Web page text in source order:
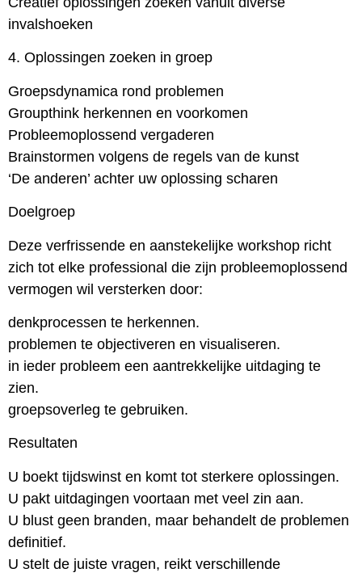
invalshoeken
4. Oplossingen zoeken in groep
Groepsdynamica rond problemen
Groupthink herkennen en voorkomen
Probleemoplossend vergaderen
Brainstormen volgens de regels van de kunst
‘De anderen’ achter uw oplossing scharen
Doelgroep
Deze verfrissende en aanstekelijke workshop richt
zich tot elke professional die zijn probleemoplossend
vermogen wil versterken door:
denkprocessen te herkennen.
problemen te objectiveren en visualiseren.
in ieder probleem een aantrekkelijke uitdaging te
zien.
groepsoverleg te gebruiken.
Resultaten
U boekt tijdswinst en komt tot sterkere oplossingen.
U pakt uitdagingen voortaan met veel zin aan.
U blust geen branden, maar behandelt de problemen
definitief.
U stelt de juiste vragen, reikt verschillende